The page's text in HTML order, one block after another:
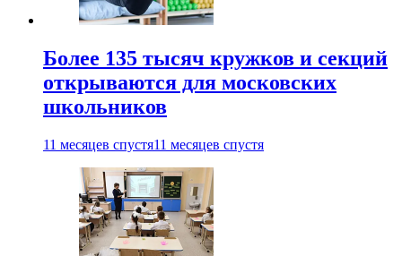
Более 135 тысяч кружков и секций
открываются для московских
школьников
11 месяцев спустя11 месяцев спустя